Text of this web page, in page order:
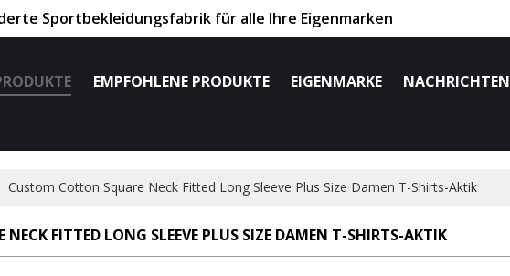
Sportbekleidungsfabrik für alle Ihre Eigenmarken
EMPFOHLENE PRODUKTE EIGENMARKE NACHRICHTEN
Custom Cotton Square Neck Fitted Long Sleeve Plus Size Damen T-Shirts-Aktik
FITTED LONG SLEEVE PLUS SIZE DAMEN T-SHIRTS-AKTIK